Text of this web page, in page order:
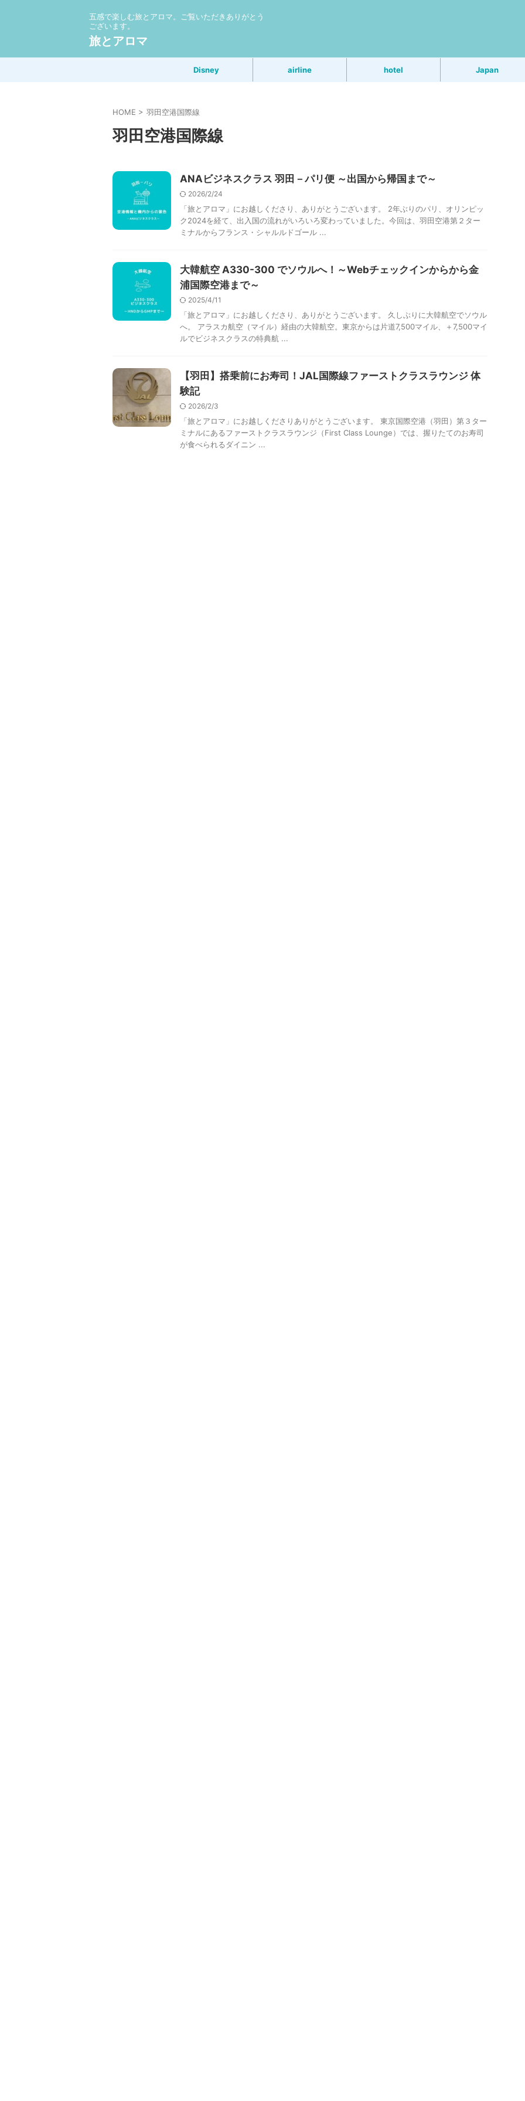
五感で楽しむ旅とアロマ。ご覧いただきありがとう
ございます。
旅とアロマ
Disney airline hotel Japan
HOME > 羽田空港国際線
羽田空港国際線
ANAビジネスクラス 羽田－パリ便 ～出国から帰国まで～
2026/2/24
「旅とアロマ」にお越しくださり、ありがとうございます。 2年ぶりのパリ、オリンピッ
ク2024を経て、出入国の流れがいろいろ変わっていました。今回は、羽田空港第２ター
ミナルからフランス・シャルルドゴール ...
大韓航空 A330-300 でソウルへ！～Webチェックインからから金
浦国際空港まで～
2025/4/11
「旅とアロマ」にお越しくださり、ありがとうございます。 久しぶりに大韓航空でソウル
へ。 アラスカ航空（マイル）経由の大韓航空。東京からは片道7,500マイル、＋7,500マイ
ルでビジネスクラスの特典航 ...
【羽田】搭乗前にお寿司！JAL国際線ファーストクラスラウンジ 体
験記
2026/2/3
「旅とアロマ」にお越しくださりありがとうございます。 東京国際空港（羽田）第３ター
ミナルにあるファーストクラスラウンジ（First Class Lounge）では、握りたてのお寿司
が食べられるダイニン ...